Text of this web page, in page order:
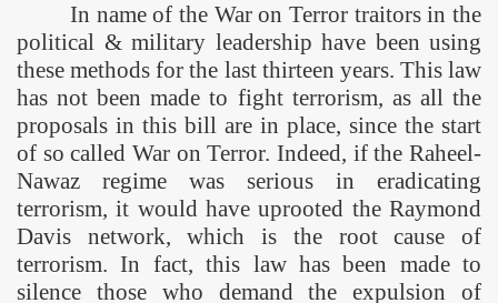
In name of the War on Terror traitors in the
political & military leadership have been using
these methods for the last thirteen years. This law
has not been made to fight terrorism, as all the
proposals in this bill are in place, since the start
of so called War on Terror. Indeed, if the Raheel-
Nawaz regime was serious in eradicating
terrorism, it would have uprooted the Raymond
Davis network, which is the root cause of
terrorism. In fact, this law has been made to
silence those who demand the expulsion of